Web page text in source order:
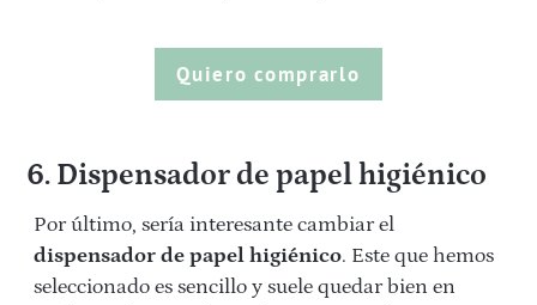
Quiero comprarlo
6. Dispensador de papel higiénico
Por último, sería interesante cambiar el
dispensador de papel higiénico. Este que hemos
seleccionado es sencillo y suele quedar bien en